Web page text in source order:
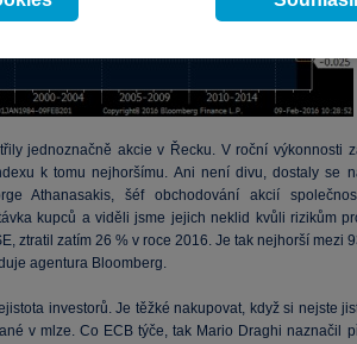
jednoznačně akcie v Řecku. V roční výkonnosti
k tomu nejhoršímu. Ani není divu, dostaly se
Athanasakis, šéf obchodování akcií
kupců a viděli jsme jejich neklid kvůli rizikům
ztratil zatím 26 % v roce 2016. Je tak nejhorší mezi
agentura Bloomberg.
investorů. Je těžké nakupovat, když si nejste
v mlze. Co ECB týče, tak Mario Draghi naznačil